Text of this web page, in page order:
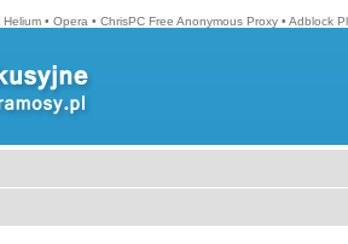
Helium • Opera • ChrisPC Free Anonymous Proxy • Adblock